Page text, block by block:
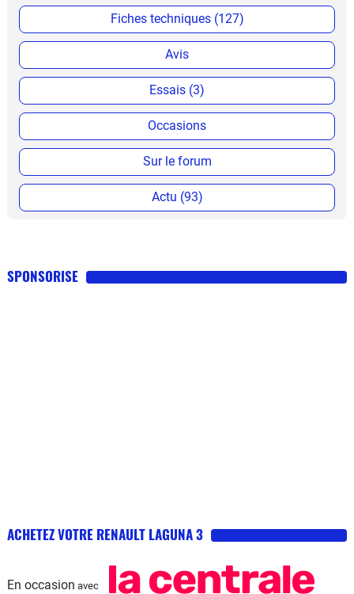
Fiches techniques (127)
Avis
Essais (3)
Occasions
Sur le forum
Actu (93)
SPONSORISE
ACHETEZ VOTRE RENAULT LAGUNA 3
En occasion avec